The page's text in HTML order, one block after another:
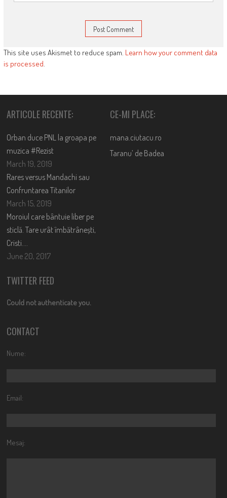
This site uses Akismet to reduce spam. Learn how your comment data
is processed.
ARTICOLE RECENTE:
Orban duce PNL la groapa pe
muzica #Rezist
March 19, 2019
Rares versus Mandachi sau
Confruntarea Titanilor
March 15, 2019
Moroiul care bântuie liber pe
sticlă. Tare urât îmbătrânești,
Cristi….
June 20, 2017
CE-MI PLACE:
mana.ciutacu.ro
Taranu’ de Badea
TWITTER FEED
Could not authenticate you.
CONTACT
Nume:
Email:
Mesaj: